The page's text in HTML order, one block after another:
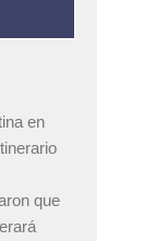
en
que